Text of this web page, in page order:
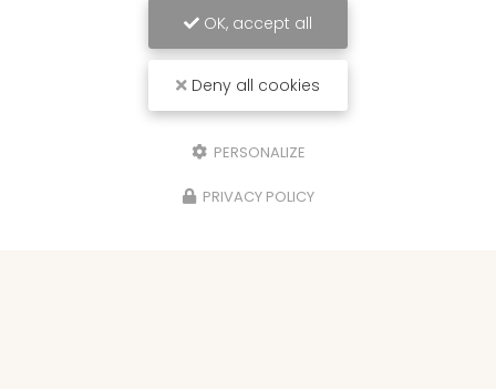
OK, accept all
Deny all cookies
PERSONALIZE
PRIVACY POLICY